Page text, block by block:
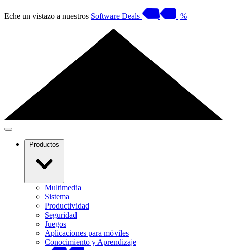
Eche un vistazo a nuestros Software Deals %
Productos
Multimedia
Sistema
Productividad
Seguridad
Juegos
Aplicaciones para móviles
Conocimiento y Aprendizaje